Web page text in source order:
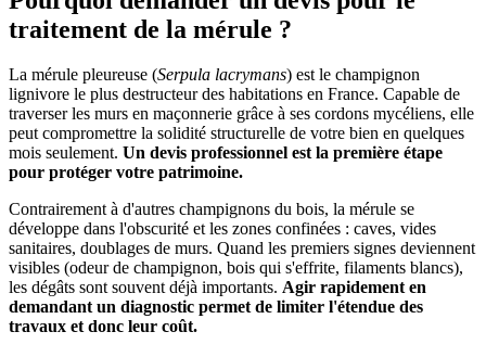
traitement de la mérule ?
La mérule pleureuse (Serpula lacrymans) est le champignon
lignivore le plus destructeur des habitations en France. Capable de
traverser les murs en maçonnerie grâce à ses cordons mycéliens, elle
peut compromettre la solidité structurelle de votre bien en quelques
mois seulement. Un devis professionnel est la première étape
pour protéger votre patrimoine.
Contrairement à d'autres champignons du bois, la mérule se
développe dans l'obscurité et les zones confinées : caves, vides
sanitaires, doublages de murs. Quand les premiers signes deviennent
visibles (odeur de champignon, bois qui s'effrite, filaments blancs),
les dégâts sont souvent déjà importants. Agir rapidement en
demandant un diagnostic permet de limiter l'étendue des
travaux et donc leur coût.